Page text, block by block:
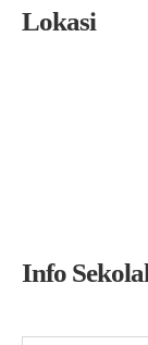
Lokasi
Info